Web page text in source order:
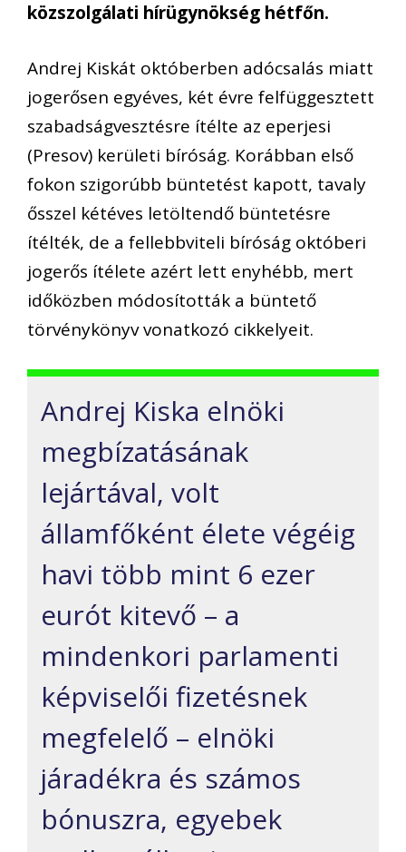
közszolgálati hírügynökség hétfőn.
Andrej Kiskát októberben adócsalás miatt
jogerősen egyéves, két évre felfüggesztett
szabadságvesztésre ítélte az eperjesi
(Presov) kerületi bíróság. Korábban első
fokon szigorúbb büntetést kapott, tavaly
ősszel kétéves letöltendő büntetésre
ítélték, de a fellebbviteli bíróság októberi
jogerős ítélete azért lett enyhébb, mert
időközben módosították a büntető
törvénykönyv vonatkozó cikkelyeit.
Andrej Kiska elnöki
megbízatásának
lejártával, volt
államfőként élete végéig
havi több mint 6 ezer
eurót kitevő – a
mindenkori parlamenti
képviselői fizetésnek
megfelelő – elnöki
járadékra és számos
bónuszra, egyebek